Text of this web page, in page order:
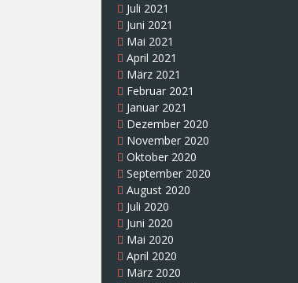
Juli 2021
Juni 2021
Mai 2021
April 2021
März 2021
Februar 2021
Januar 2021
Dezember 2020
November 2020
Oktober 2020
September 2020
August 2020
Juli 2020
Juni 2020
Mai 2020
April 2020
März 2020